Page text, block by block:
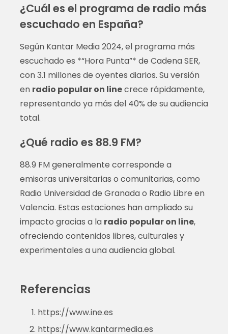
¿Cuál es el programa de radio más
escuchado en España?
Según Kantar Media 2024, el programa más
escuchado es *“Hora Punta”* de Cadena SER,
con 3.1 millones de oyentes diarios. Su versión
en radio popular on linecrece rápidamente,
representando ya más del 40% de su audiencia
total.
¿Qué radio es 88.9 FM?
88.9 FM generalmente corresponde a
emisoras universitarias o comunitarias, como
Radio Universidad de Granada o Radio Libre en
Valencia. Estas estaciones han ampliado su
impacto gracias a la radio popular on line,
ofreciendo contenidos libres, culturales y
experimentales a una audiencia global.
Referencias
https://www.ine.es
https://www.kantarmedia.es